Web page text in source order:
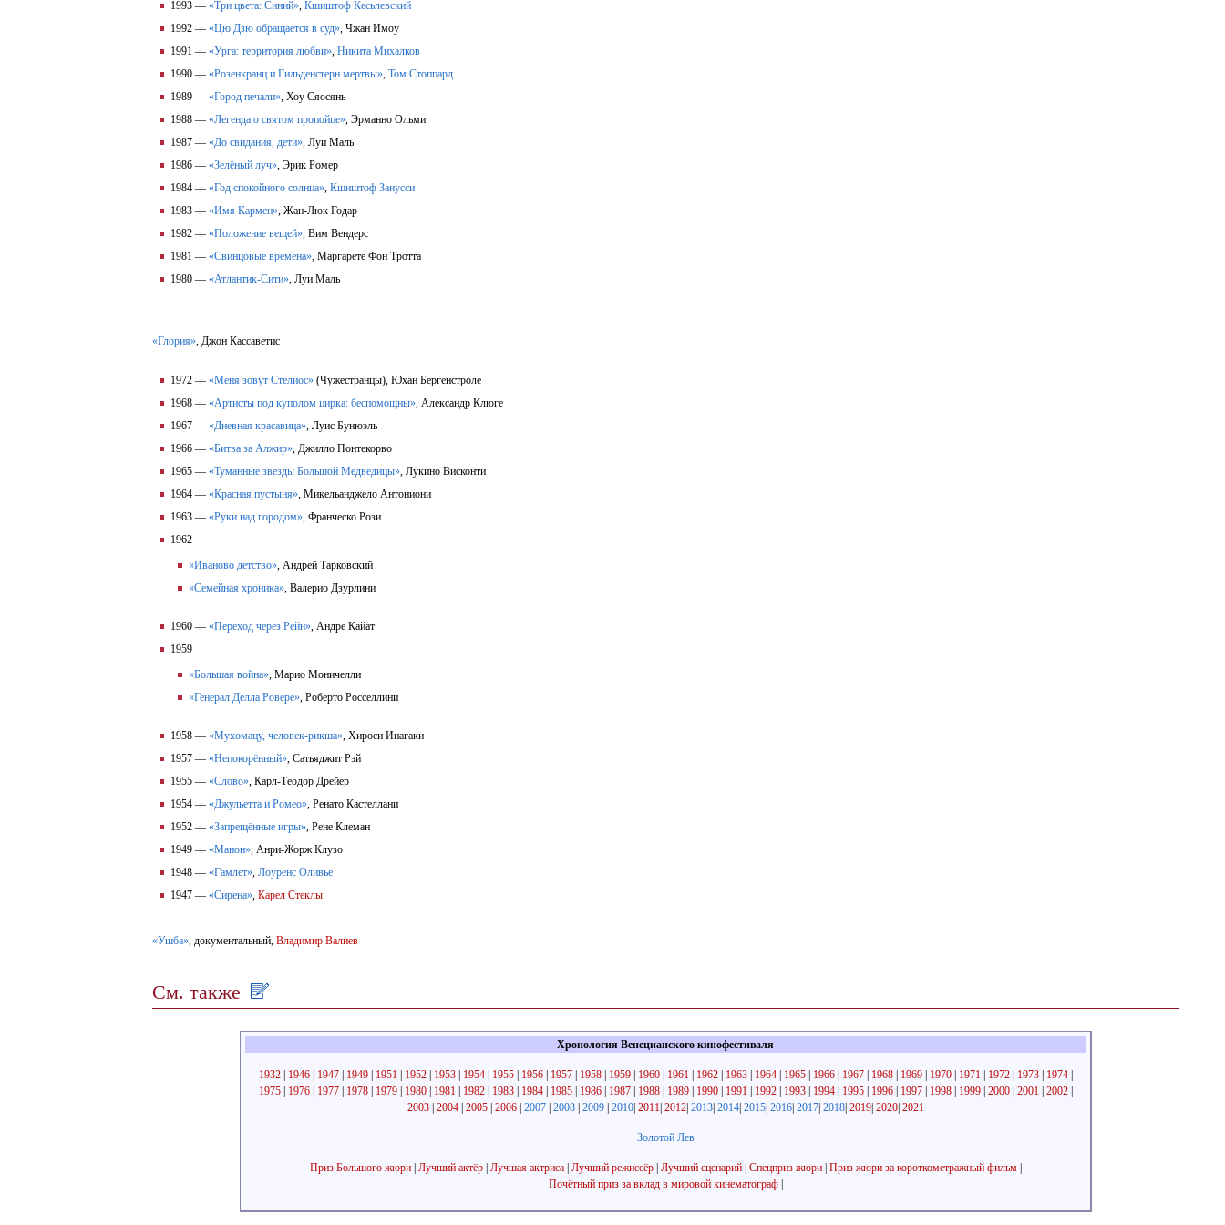
1993 — «Три цвета: Синий», Кшиштоф Кесьлевский
1992 — «Цю Дзю обращается в суд», Чжан Имоу
1991 — «Урга: территория любви», Никита Михалков
1990 — «Розенкранц и Гильденстерн мертвы», Том Стоппард
1989 — «Город печали», Хоу Сяосянь
1988 — «Легенда о святом пропойце», Эрманно Ольми
1987 — «До свидания, дети», Луи Маль
1986 — «Зелёный луч», Эрик Ромер
1984 — «Год спокойного солнца», Кшиштоф Занусси
1983 — «Имя Кармен», Жан-Люк Годар
1982 — «Положение вещей», Вим Вендерс
1981 — «Свинцовые времена», Маргарете Фон Тротта
1980 — «Атлантик-Сити», Луи Маль
«Глория», Джон Кассаветис
1972 — «Меня зовут Стелиос» (Чужестранцы), Юхан Бергенстроле
1968 — «Артисты под куполом цирка: беспомощны», Александр Клюге
1967 — «Дневная красавица», Луис Бунюэль
1966 — «Битва за Алжир», Джилло Понтекорво
1965 — «Туманные звёзды Большой Медведицы», Лукино Висконти
1964 — «Красная пустыня», Микельанджело Антониони
1963 — «Руки над городом», Франческо Рози
1962
«Иваново детство», Андрей Тарковский
«Семейная хроника», Валерио Дзурлини
1960 — «Переход через Рейн», Андре Кайат
1959
«Большая война», Марио Моничелли
«Генерал Делла Ровере», Роберто Росселлини
1958 — «Мухомацу, человек-рикша», Хироси Инагаки
1957 — «Непокорённый», Сатьяджит Рэй
1955 — «Слово», Карл-Теодор Дрейер
1954 — «Джульетта и Ромео», Ренато Кастеллани
1952 — «Запрещённые игры», Рене Клеман
1949 — «Манон», Анри-Жорж Клузо
1948 — «Гамлет», Лоуренс Оливье
1947 — «Сирена», Карел Стеклы
«Ушба», документальный, Владимир Валиев
См. также
Хронология Венецианского кинофестиваля
1932| 1946| 1947| 1949| 1951 | 1952| 1953| 1954| 1955| 1956| 1957| 1958| 1959| 1960| 1961 | 1962| 1963| 1964| 1965| 1966| 1967| 1968| 1969| 1970| 1971 | 1972| 1973| 1974|
1975| 1976| 1977| 1978| 1979| 1980| 1981 | 1982| 1983| 1984| 1985| 1986| 1987| 1988| 1989| 1990| 1991 | 1992| 1993| 1994| 1995| 1996| 1997| 1998| 1999| 2000| 2001 | 2002|
2003| 2004| 2005| 2006| 2007| 2008| 2009| 2010| 2011| 2012| 2013| 2014| 2015| 2016| 2017| 2018| 2019| 2020| 2021
Золотой Лев
Приз Большого жюри| Лучший актёр| Лучшая актриса| Лучший режиссёр| Лучший сценарий| Спецприз жюри| Приз жюри за короткометражный фильм|
Почётный приз за вклад в мировой кинематограф|